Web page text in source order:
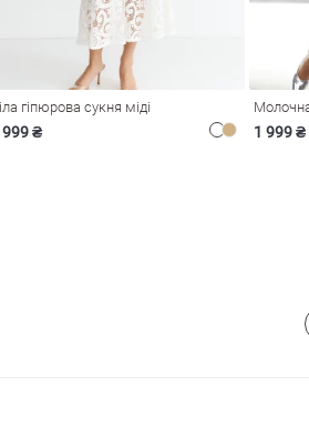
гіпюрова сукня міді
999 ₴ 1 999 ₴